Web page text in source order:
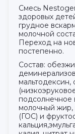
Смесь
здоровых
грудное
молочной
Переход на
постепенно.
Состав:
мальтодексин,
подсолнечное
молочный жир,
(ГОС) и